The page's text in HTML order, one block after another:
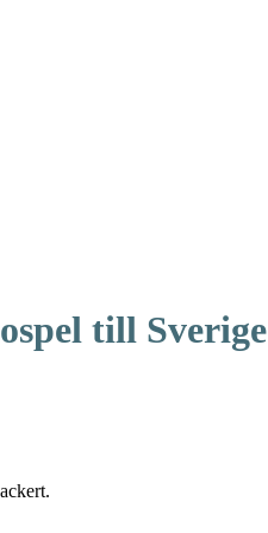
till Sverige